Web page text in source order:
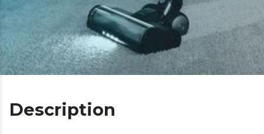
Description